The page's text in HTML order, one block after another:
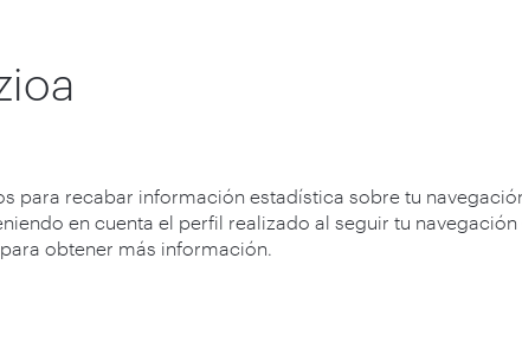
para recabar información estadística sobre tu
en cuenta el perfil realizado al seguir tu
para obtener más información.